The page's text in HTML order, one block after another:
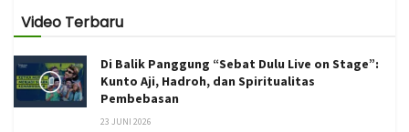
Video Terbaru
Di Balik Panggung “Sebat Dulu Live on Stage”:
Kunto Aji, Hadroh, dan Spiritualitas
Pembebasan
23 JUNI 2026